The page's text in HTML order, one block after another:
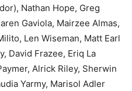
Nathan Hope, Greg
Gaviola, Mairzee Almas,
Len Wiseman, Matt Earl
David Frazee, Eriq La
Alrick Riley, Sherwin
Yarmy, Marisol Adler